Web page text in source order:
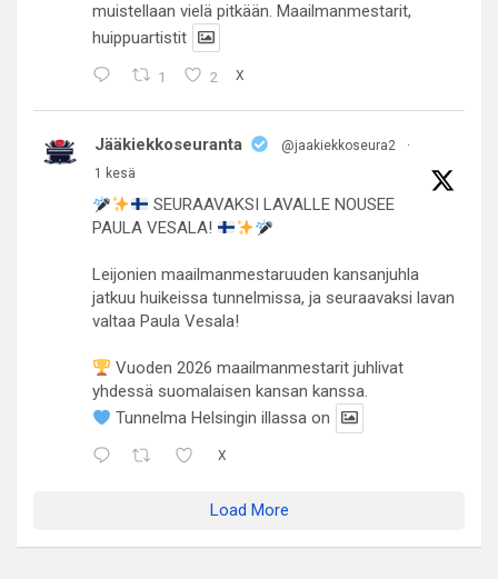
muistellaan vielä pitkään. Maailmanmestarit,
huippuartistit
1 2 X
Jääkiekkoseuranta @jaakiekkoseura2
·
1 kesä
SEURAAVAKSI LAVALLE NOUSEE
PAULA VESALA!
Leijonien maailmanmestaruuden kansanjuhla
jatkuu huikeissa tunnelmissa, ja seuraavaksi lavan
valtaa Paula Vesala!
Vuoden 2026 maailmanmestarit juhlivat
yhdessä suomalaisen kansan kanssa.
Tunnelma Helsingin illassa on
X
Load More